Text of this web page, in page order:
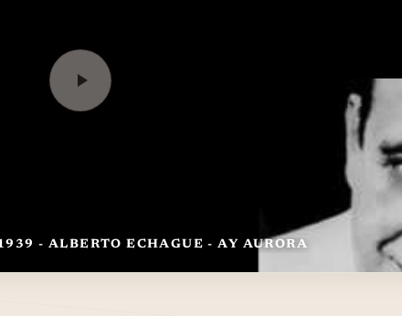
- ALBERTO ECHAGUE - AY AURORA